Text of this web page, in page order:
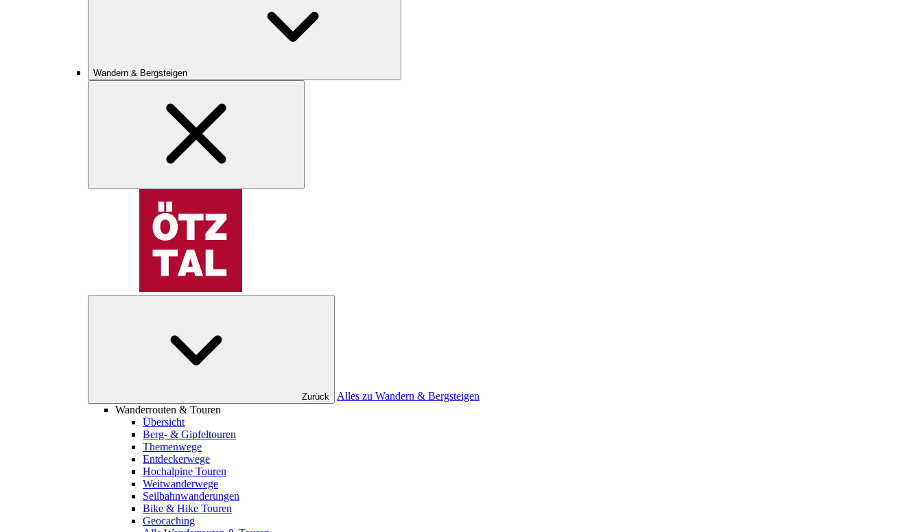
Wandern & Bergsteigen
Zurück
Alles zu Wandern & Bergsteigen
Wanderrouten & Touren
Übersicht
Berg- & Gipfeltouren
Themenwege
Entdeckerwege
Hochalpine Touren
Weitwanderwege
Seilbahnwanderungen
Bike & Hike Touren
Geocaching